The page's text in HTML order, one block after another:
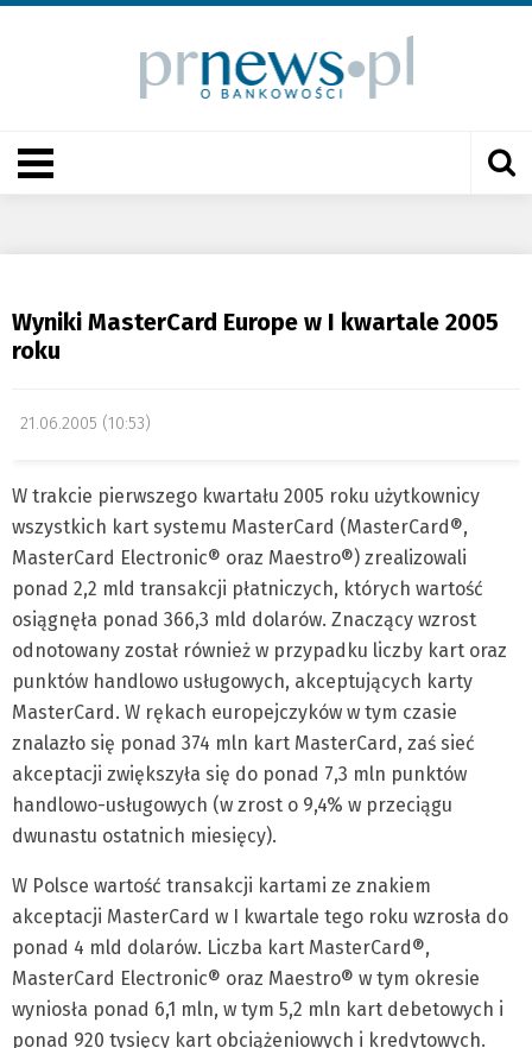
Wyniki MasterCard Europe w I kwartale 2005
roku
21.06.2005 (10:53)
W trakcie pierwszego kwartału 2005 roku użytkownicy
wszystkich kart systemu MasterCard (MasterCard®,
MasterCard Electronic® oraz Maestro®) zrealizowali
ponad 2,2 mld transakcji płatniczych, których wartość
osiągnęła ponad 366,3 mld dolarów. Znaczący wzrost
odnotowany został również w przypadku liczby kart oraz
punktów handlowo usługowych, akceptujących karty
MasterCard. W rękach europejczyków w tym czasie
znalazło się ponad 374 mln kart MasterCard, zaś sieć
akceptacji zwiększyła się do ponad 7,3 mln punktów
handlowo-usługowych (w zrost o 9,4% w przeciągu
dwunastu ostatnich miesięcy).
W Polsce wartość transakcji kartami ze znakiem
akceptacji MasterCard w I kwartale tego roku wzrosła do
ponad 4 mld dolarów. Liczba kart MasterCard®,
MasterCard Electronic® oraz Maestro® w tym okresie
wyniosła ponad 6,1 mln, w tym 5,2 mln kart debetowych i
ponad 920 tysięcy kart obciążeniowych i kredytowych.